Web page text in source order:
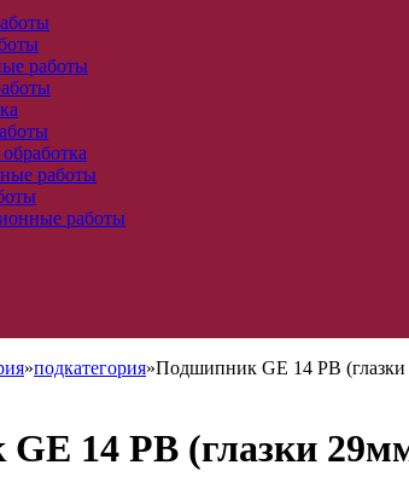
работы
работы
работы
»подкатегория»Подшипник GE 14 PB
14 PB (глазки